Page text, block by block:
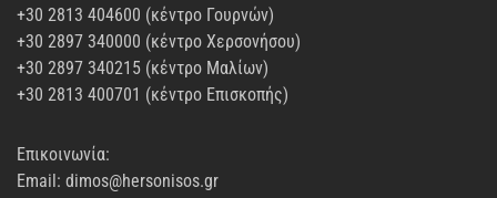
+30 2813 404600 (κέντρο Γουρνών)
+30 2897 340000 (κέντρο Χερσονήσου)
+30 2897 340215 (κέντρο Μαλίων)
+30 2813 400701 (κέντρο Επισκοπής)
Επικοινωνία:
Email: dimos@hersonisos.gr